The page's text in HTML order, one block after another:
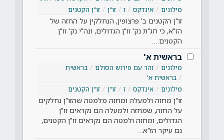
מילונים
אינדקס ז זו"ן זו"ן הקטנים
זו"ן הקטנים ב' פרצופין, הנחלקין על החזה של
הז"א, כי חג"ת נק' זו"ן הגדולים, ונה"י נק' זו"ן
הקטנים.…
בראשית א'
מילונים זהר עם פירוש הסולם
בראשית
בראשית א'
מילונים
אינדקס ז זו"ן זו"ן הקטנים
זו"ן מחזה ולמעלה ומחזה מלמטה שהזו"ן נחלקים
על החזה, שמחזה ולמעלה הם נקראים זו"ן
הגדולים, ומחזה ולמטה הם נקראים זו"ן הקטנים,
גם עיקר הז"א…